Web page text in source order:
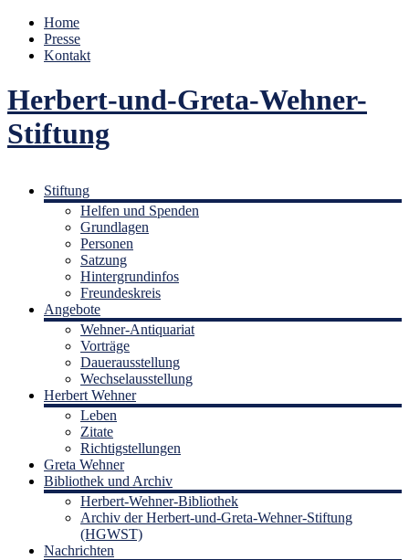
Home
Presse
Kontakt
Herbert-und-Greta-Wehner-
Stiftung
Stiftung
Helfen und Spenden
Grundlagen
Personen
Satzung
Hintergrundinfos
Freundeskreis
Angebote
Wehner-Antiquariat
Vorträge
Dauerausstellung
Wechselausstellung
Herbert Wehner
Leben
Zitate
Richtigstellungen
Greta Wehner
Bibliothek und Archiv
Herbert-Wehner-Bibliothek
Archiv der Herbert-und-Greta-Wehner-Stiftung
(HGWST)
Nachrichten